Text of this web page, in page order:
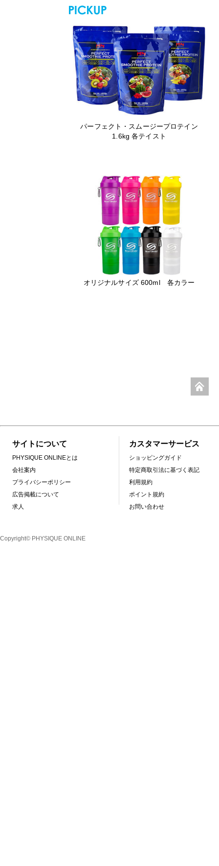
パーフェクト・スムージープロテイン
1.6kg 各テイスト
オリジナルサイズ 600ml 各カラー
サイトについて
PHYSIQUE ONLINEとは
会社案内
プライバシーポリシー
広告掲載について
求人
カスタマーサービス
ショッピングガイド
特定商取引法に基づく表記
利用規約
ポイント規約
お問い合わせ
Copyright© PHYSIQUE ONLINE